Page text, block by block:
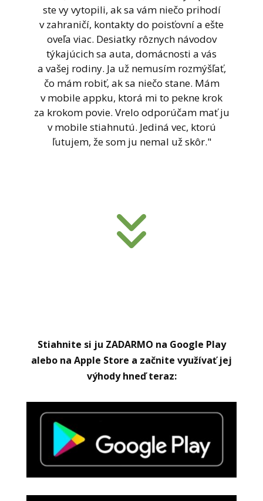
ste vy vytopili, ak sa vám niečo prihodí
v zahraničí, kontakty do poisťovní a ešte
oveľa viac. Desiatky rôznych návodov
týkajúcich sa auta, domácnosti a vás
a vašej rodiny. Ja už nemusím rozmýšľať,
čo mám robiť, ak sa niečo stane. Mám
v mobile appku, ktorá mi to pekne krok
za krokom povie. Vrelo odporúčam mať ju
v mobile stiahnutú. Jediná vec, ktorú
ľutujem, že som ju nemal už skôr."
Stiahnite si ju ZADARMO na Google Play
alebo na Apple Store a začnite využívať jej
výhody hneď teraz: